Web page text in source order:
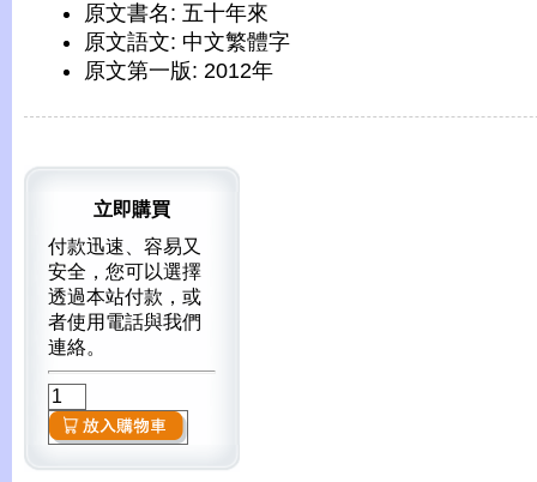
原文書名: 五十年來
原文語文: 中文繁體字
原文第一版: 2012年
立即購買
付款迅速、容易又
安全，您可以選擇
透過本站付款，或
者使用電話與我們
連絡。